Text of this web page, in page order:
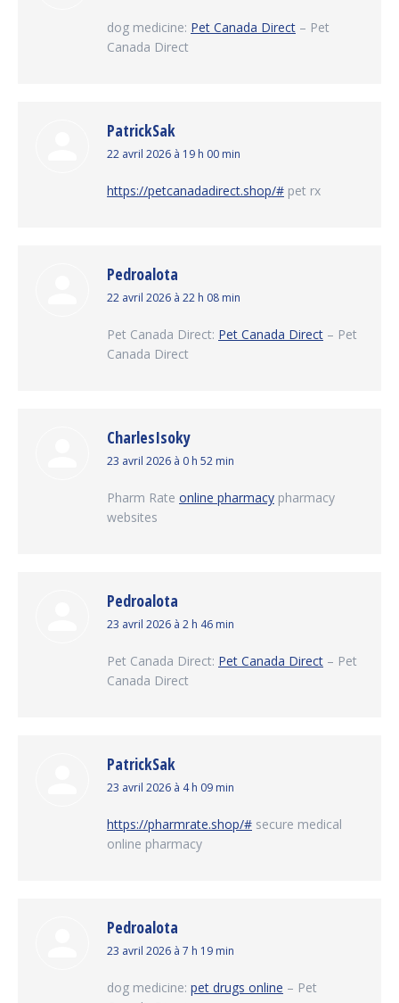
dog medicine: Pet Canada Direct – Pet
Canada Direct
PatrickSak
dit
22 avril 2026 à 19 h 00 min
https://petcanadadirect.shop/# pet rx
Pedroalota
dit
22 avril 2026 à 22 h 08 min
Pet Canada Direct: Pet Canada Direct – Pet
Canada Direct
CharlesIsoky
dit
23 avril 2026 à 0 h 52 min
Pharm Rate online pharmacy pharmacy
websites
Pedroalota
dit
23 avril 2026 à 2 h 46 min
Pet Canada Direct: Pet Canada Direct – Pet
Canada Direct
PatrickSak
dit
23 avril 2026 à 4 h 09 min
https://pharmrate.shop/# secure medical
online pharmacy
Pedroalota
dit
23 avril 2026 à 7 h 19 min
dog medicine: pet drugs online – Pet